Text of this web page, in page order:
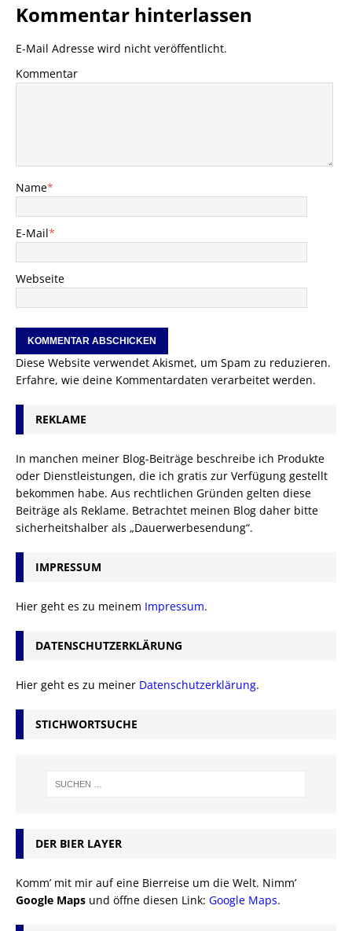
Kommentar hinterlassen
E-Mail Adresse wird nicht veröffentlicht.
Kommentar
Name*
E-Mail*
Webseite
Diese Website verwendet Akismet, um Spam zu reduzieren.
Erfahre, wie deine Kommentardaten verarbeitet werden.
REKLAME
In manchen meiner Blog-Beiträge beschreibe ich Produkte
oder Dienstleistungen, die ich gratis zur Verfügung gestellt
bekommen habe. Aus rechtlichen Gründen gelten diese
Beiträge als Reklame. Betrachtet meinen Blog daher bitte
sicherheitshalber als „Dauerwerbesendung“.
IMPRESSUM
Hier geht es zu meinem Impressum.
DATENSCHUTZERKLÄRUNG
Hier geht es zu meiner Datenschutzerklärung.
STICHWORTSUCHE
DER BIER LAYER
Komm’ mit mir auf eine Bierreise um die Welt. Nimm’
Google Maps und öffne diesen Link: Google Maps.